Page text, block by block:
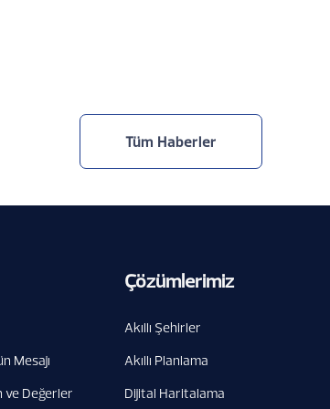
Tüm Haberler
Mesajı
ve Değerler
Çözümlerimiz
Akıllı Şehirler
Akıllı Planlama
Dijital Haritalama